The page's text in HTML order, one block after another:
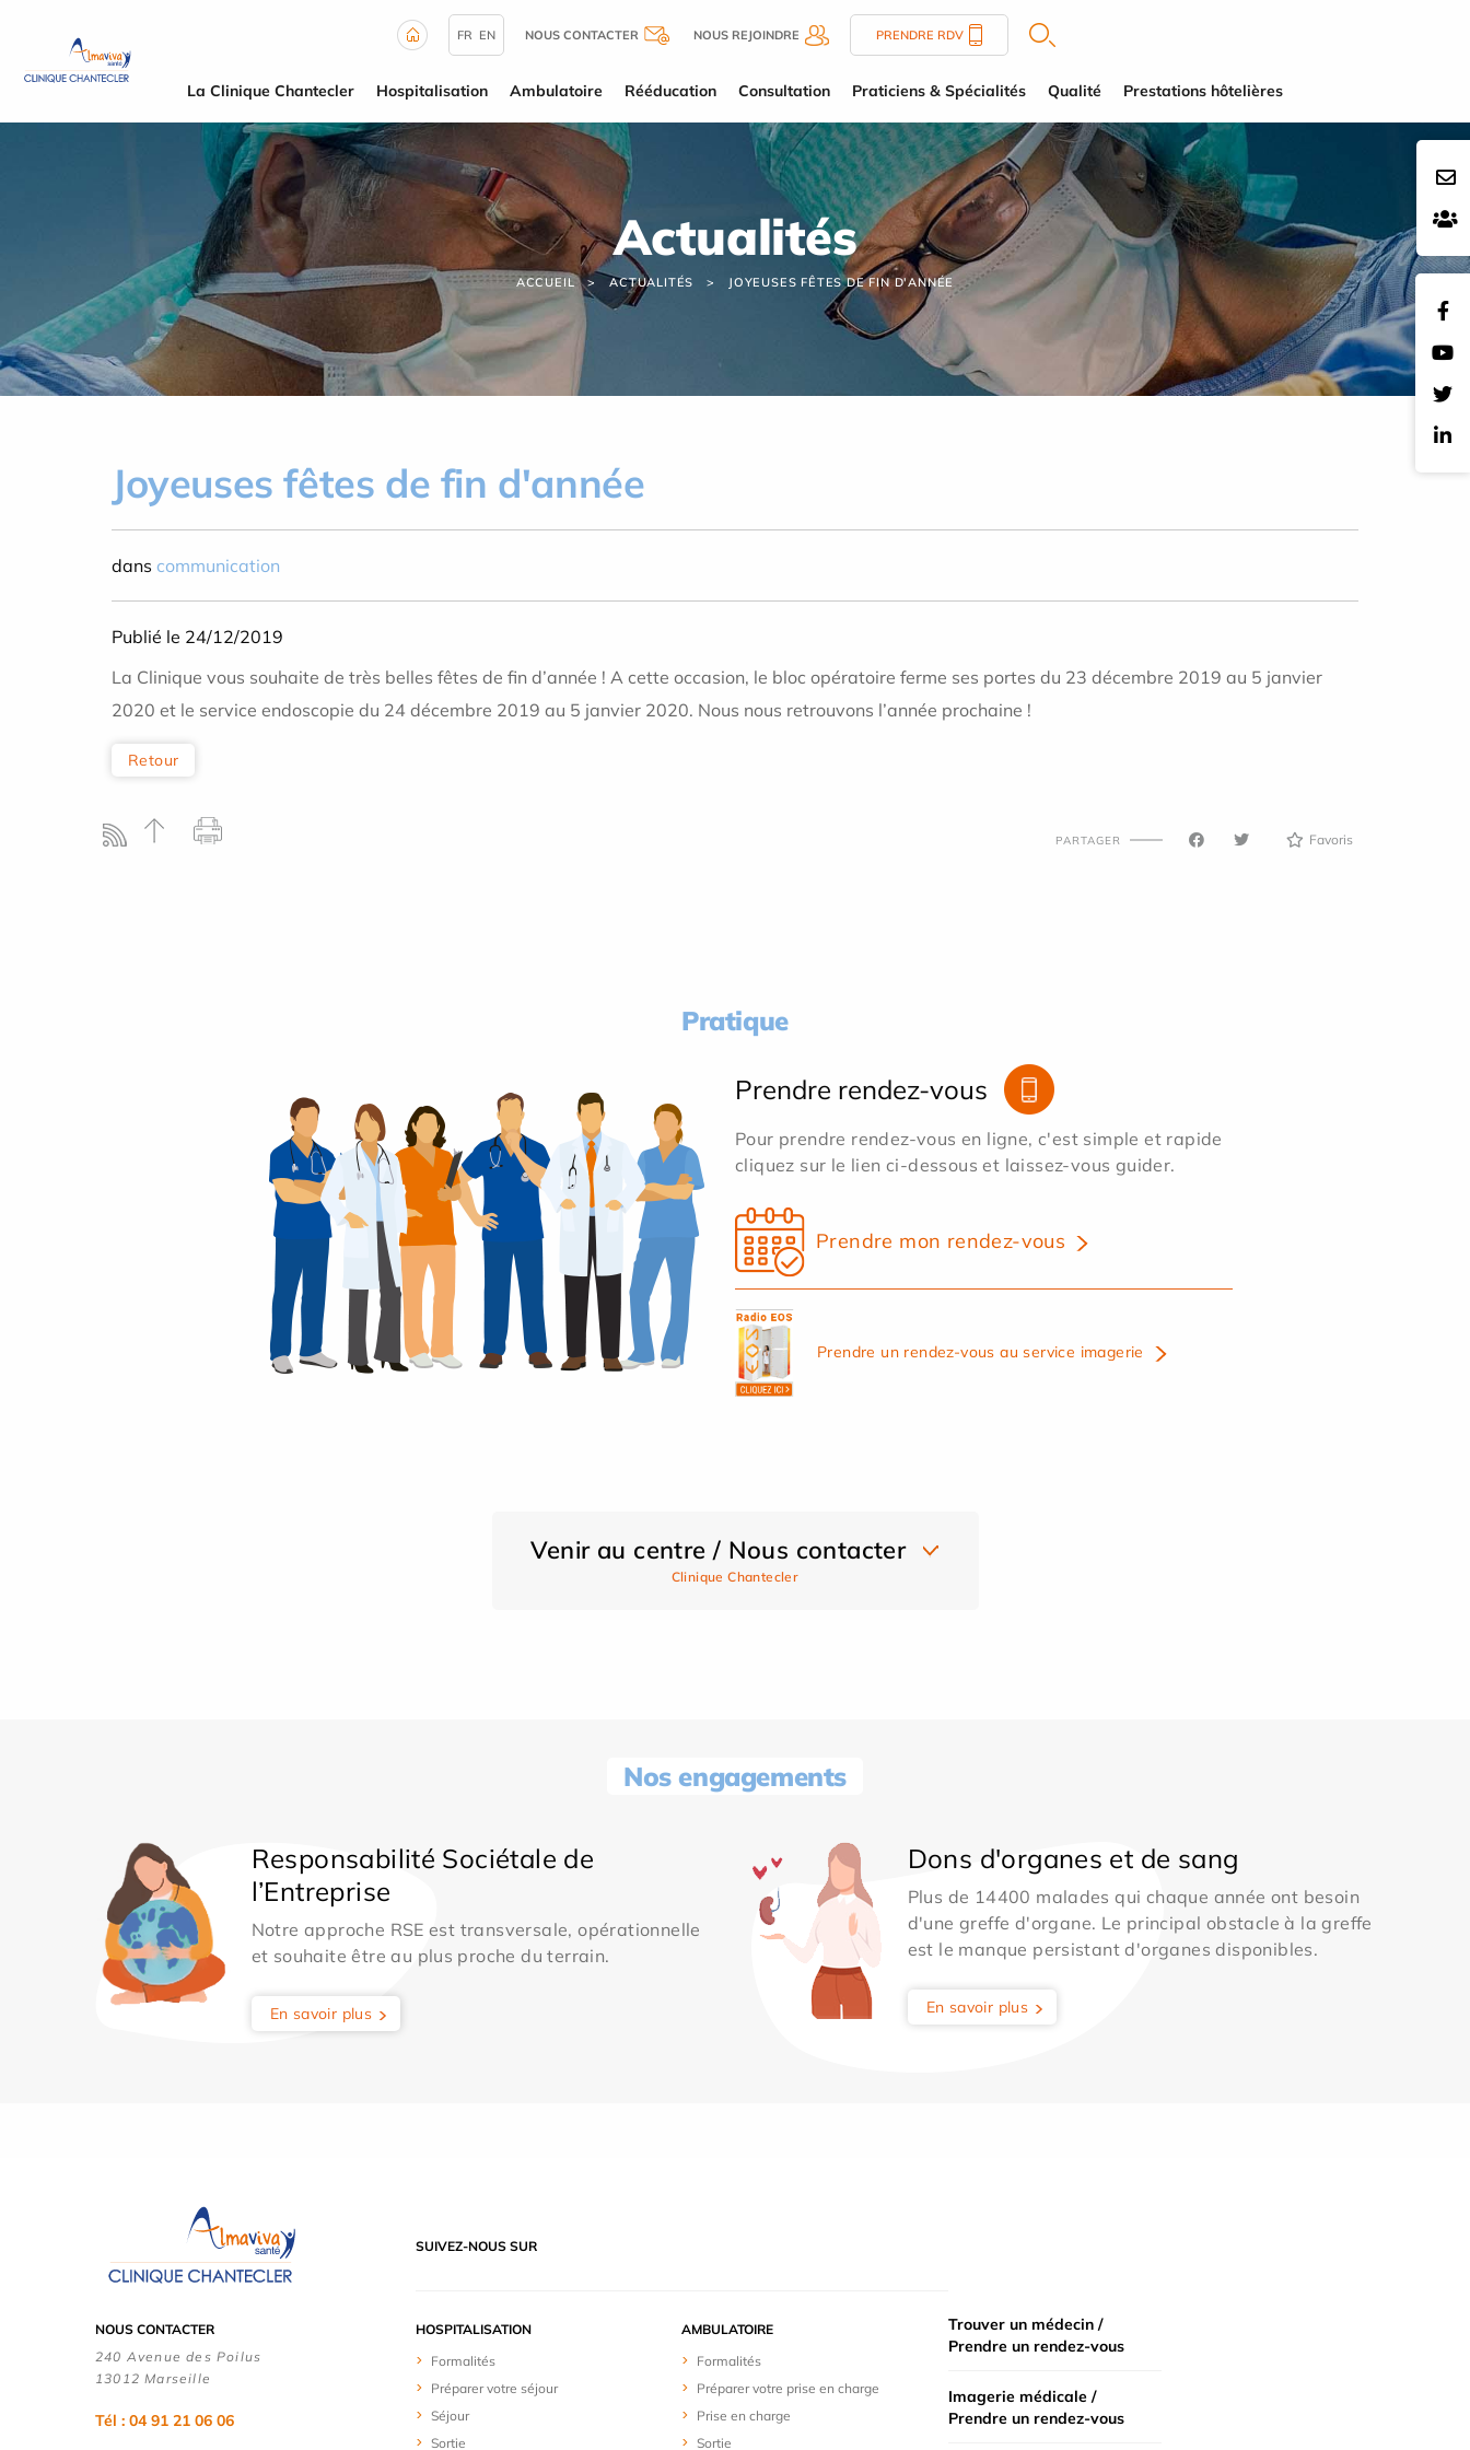
FR EN NOUS CONTACTER NOUS REJOINDRE PRENDRE RDV
La Clinique Chantecler Hospitalisation Ambulatoire Rééducation Consultation Praticiens & Spécialités Qualité Prestations hôtelières
Actualités
ACCUEIL ACTUALITÉS JOYEUSES FÊTES DE FIN D'ANNÉE
Joyeuses fêtes de fin d'année
dans communication
Publié le 24/12/2019
La Clinique vous souhaite de très belles fêtes de fin d’année ! A cette occasion, le bloc opératoire ferme ses portes du 23 décembre 2019 au 5 janvier
2020 et le service endoscopie du 24 décembre 2019 au 5 janvier 2020. Nous nous retrouvons l’année prochaine !
Retour
PARTAGER Favoris
Pratique
Prendre rendez-vous
Pour prendre rendez-vous en ligne, c'est simple et rapide
cliquez sur le lien ci-dessous et laissez-vous guider.
Prendre mon rendez-vous
Prendre un rendez-vous au service imagerie
Venir au centre / Nous contacter
Clinique Chantecler
Nos engagements
Responsabilité Sociétale de
l’Entreprise
Notre approche RSE est transversale, opérationnelle
et souhaite être au plus proche du terrain.
En savoir plus
Dons d'organes et de sang
Plus de 14400 malades qui chaque année ont besoin
d'une greffe d'organe. Le principal obstacle à la greffe
est le manque persistant d'organes disponibles.
En savoir plus
SUIVEZ-NOUS SUR
NOUS CONTACTER
240 Avenue des Poilus
13012 Marseille
Tél : 04 91 21 06 06
HOSPITALISATION
Formalités
Préparer votre séjour
Séjour
Sortie
AMBULATOIRE
Formalités
Préparer votre prise en charge
Prise en charge
Sortie
Trouver un médecin /
Prendre un rendez-vous
Imagerie médicale /
Prendre un rendez-vous